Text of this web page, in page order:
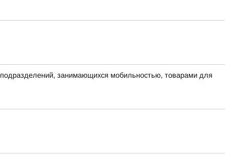
занимающихся мобильностью, товарами для